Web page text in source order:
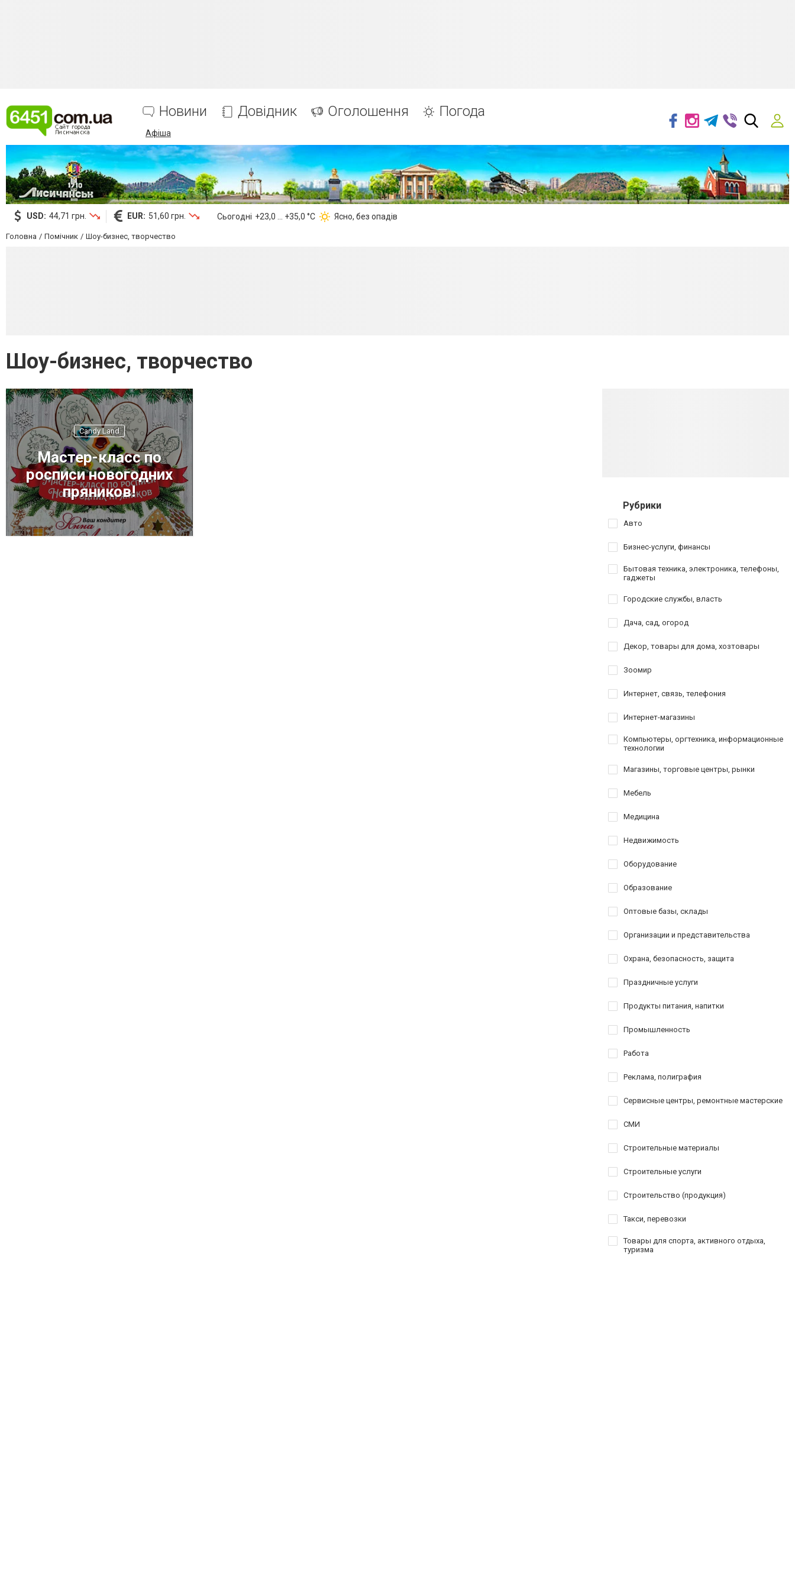
Новини Довідник Оголошення Погода
Афіша
USD: 44,71 грн. EUR: 51,60 грн. Сьогодні +23,0 ... +35,0 °С Ясно, без опадів
Головна Помічник Шоу-бизнес, творчество
Шоу-бизнес, творчество
Candy Land
Мастер-класс по
росписи новогодних
пряников!
Рубрики
Авто
Бизнес-услуги, финансы
Бытовая техника, электроника, телефоны,
гаджеты
Городские службы, власть
Дача, сад, огород
Декор, товары для дома, хозтовары
Зоомир
Интернет, связь, телефония
Интернет-магазины
Компьютеры, оргтехника, информационные
технологии
Магазины, торговые центры, рынки
Мебель
Медицина
Недвижимость
Оборудование
Образование
Оптовые базы, склады
Организации и представительства
Охрана, безопасность, защита
Праздничные услуги
Продукты питания, напитки
Промышленность
Работа
Реклама, полиграфия
Сервисные центры, ремонтные мастерские
СМИ
Строительные материалы
Строительные услуги
Строительство (продукция)
Такси, перевозки
Товары для спорта, активного отдыха,
туризма